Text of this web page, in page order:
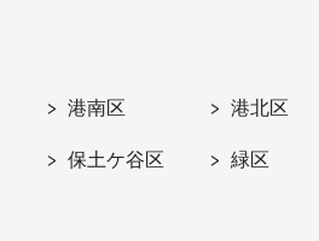
港南区 港北区
保土ケ谷区 緑区